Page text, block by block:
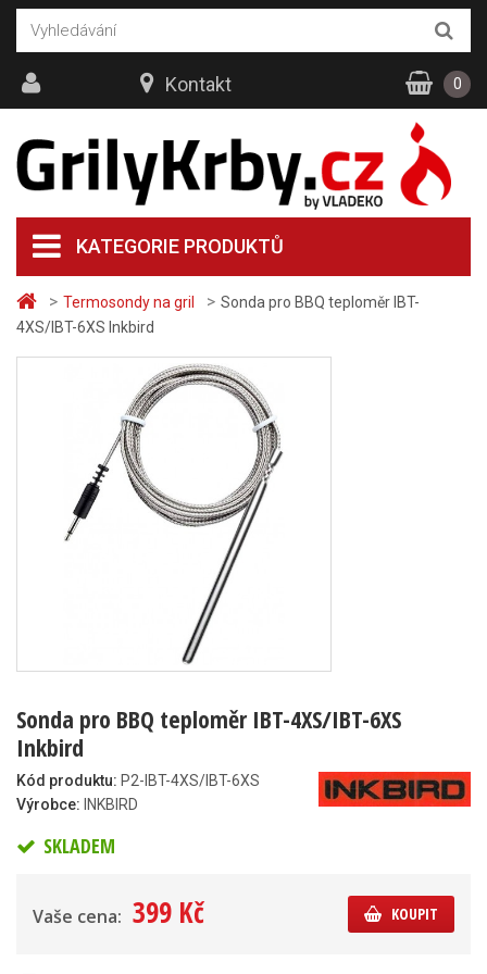
> Termosondy na gril > Sonda pro BBQ teploměr IBT-
4XS/IBT-6XS Inkbird
Sonda pro BBQ teploměr IBT-4XS/IBT-6XS
Inkbird
Kód produktu: P2-IBT-4XS/IBT-6XS
Výrobce: INKBIRD
SKLADEM
Vaše cena: 399 Kč KOUPIT
KATEGORIE PRODUKTŮ
Kontakt 0